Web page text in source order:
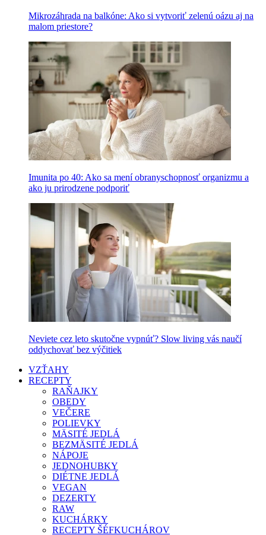
Mikrozáhrada na balkóne: Ako si vytvoriť zelenú oázu aj na
malom priestore?
Imunita po 40: Ako sa mení obranyschopnosť organizmu a
ako ju prirodzene podporiť
Neviete cez leto skutočne vypnúť? Slow living vás naučí
oddychovať bez výčitiek
VZŤAHY
RECEPTY
RAŇAJKY
OBEDY
VEČERE
POLIEVKY
MÄSITÉ JEDLÁ
BEZMÄSITÉ JEDLÁ
NÁPOJE
JEDNOHUBKY
DIÉTNE JEDLÁ
VEGAN
DEZERTY
RAW
KUCHÁRKY
RECEPTY ŠÉFKUCHÁROV